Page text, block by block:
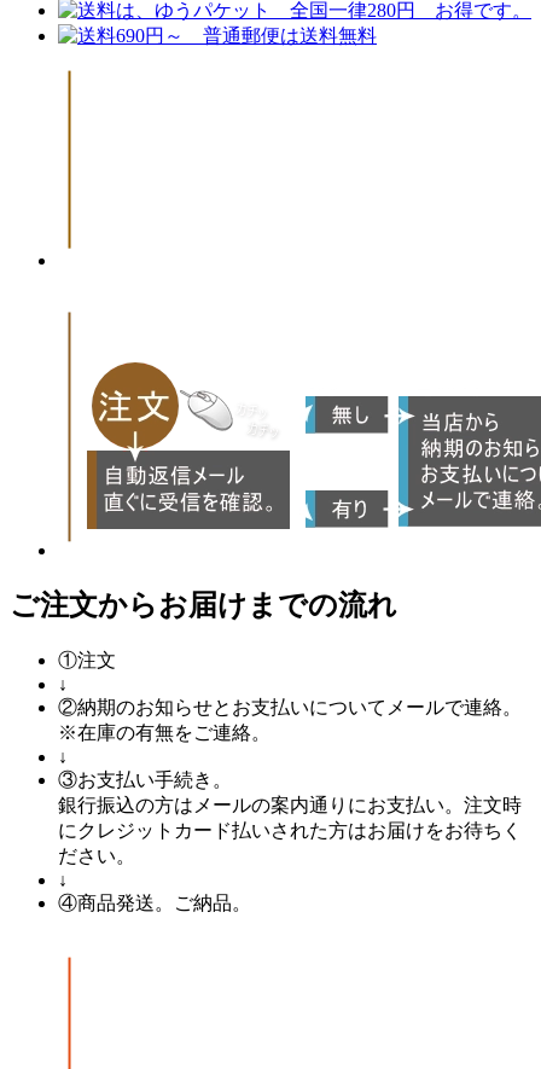
ご注文からお届けまでの流れ
①注文
↓
②納期のお知らせとお支払いについてメールで連絡。
※在庫の有無をご連絡。
↓
③お支払い手続き。
銀行振込の方はメールの案内通りにお支払い。注文時
にクレジットカード払いされた方はお届けをお待ちく
ださい。
↓
④商品発送。ご納品。